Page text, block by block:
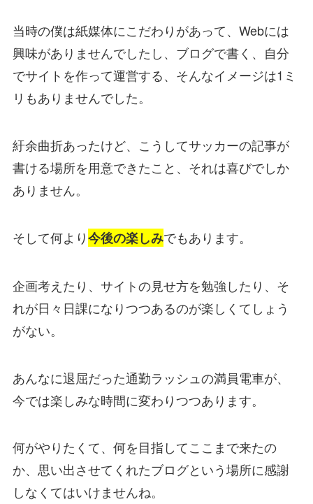
当時の僕は紙媒体にこだわりがあって、Webには
興味がありませんでしたし、ブログで書く、自分
でサイトを作って運営する、そんなイメージは1ミ
リもありませんでした。
紆余曲折あったけど、こうしてサッカーの記事が
書ける場所を用意できたこと、それは喜びでしか
ありません。
そして何より今後の楽しみでもあります。
企画考えたり、サイトの見せ方を勉強したり、そ
れが日々日課になりつつあるのが楽しくてしょう
がない。
あんなに退屈だった通勤ラッシュの満員電車が、
今では楽しみな時間に変わりつつあります。
何がやりたくて、何を目指してここまで来たの
か、思い出させてくれたブログという場所に感謝
しなくてはいけませんね。